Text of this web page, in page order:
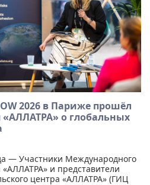
2026 в Париже прошёл
о глобальных
— Участники Международного
и представители
центра «АЛЛАТРА» (ГИЦ